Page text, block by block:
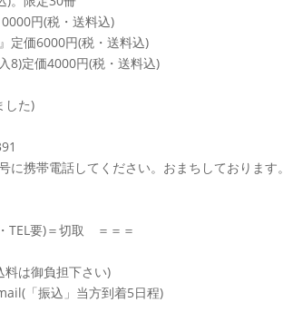
円(税・送料込)
定価6000円(税・送料込)
8)定価4000円(税・送料込)
した)
携帯電話してください。おまちしております。
TEL要)＝切取 ＝＝＝
は御負担下さい)
「振込」当方到着5日程)